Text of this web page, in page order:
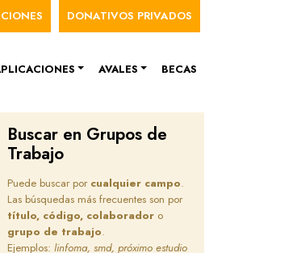
cuenta de usuario
DONATIVOS PRIVADOS
AVALES BECAS
Buscar en Grupos de
Trabajo
Puede buscar por cualquier campo.
Las búsquedas más frecuentes son por
título, código, colaborador o
grupo de trabajo.
Ejemplos:linfoma, smd, próximo estudio